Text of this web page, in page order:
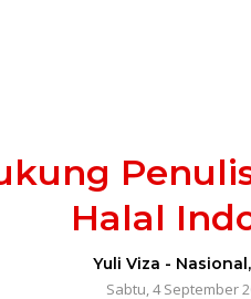
Halal
Yuli Viza - Nasional,
Sabtu, 4 September